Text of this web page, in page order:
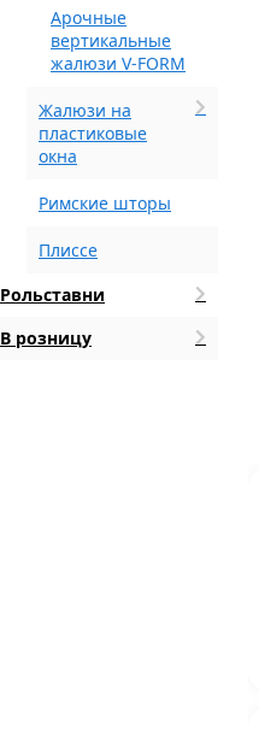
Арочные
вертикальные
жалюзи V-FORM
Жалюзи на
пластиковые
окна
Римские шторы
Плиссе
Рольставни
В розницу